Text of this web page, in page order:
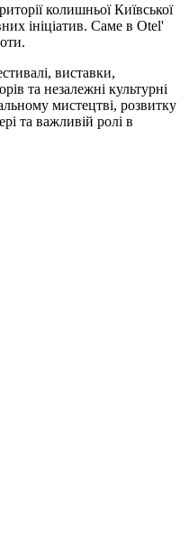
колишньої Київської
ініціатив. Саме в Otel'
виставки,
та незалежні культурні
мистецтві, розвитку
та важливій ролі в